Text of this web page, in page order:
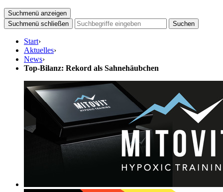
Suchmenü anzeigen
Suchmenü schließen
Suchen
Start›
Aktuelles›
News›
Top-Bilanz: Rekord als Sahnehäubchen